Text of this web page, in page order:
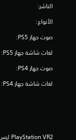
الناشر:
الأنواع:
صوت جهاز PS5:
لغات شاشة جهاز PS5:
صوت جهاز PS4:
لغات شاشة جهاز PS4: